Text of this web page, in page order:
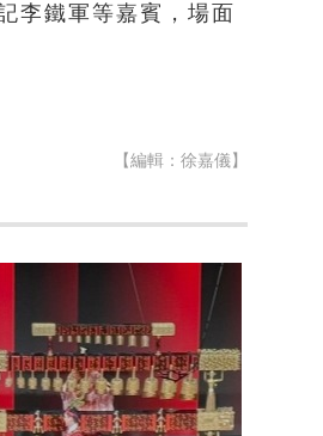
李鐵軍等嘉賓，場面
【編輯：徐嘉儀】